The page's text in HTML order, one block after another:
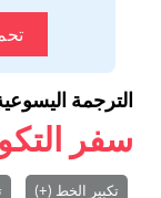
الترجمة
سفر
تكبير الخط (+)